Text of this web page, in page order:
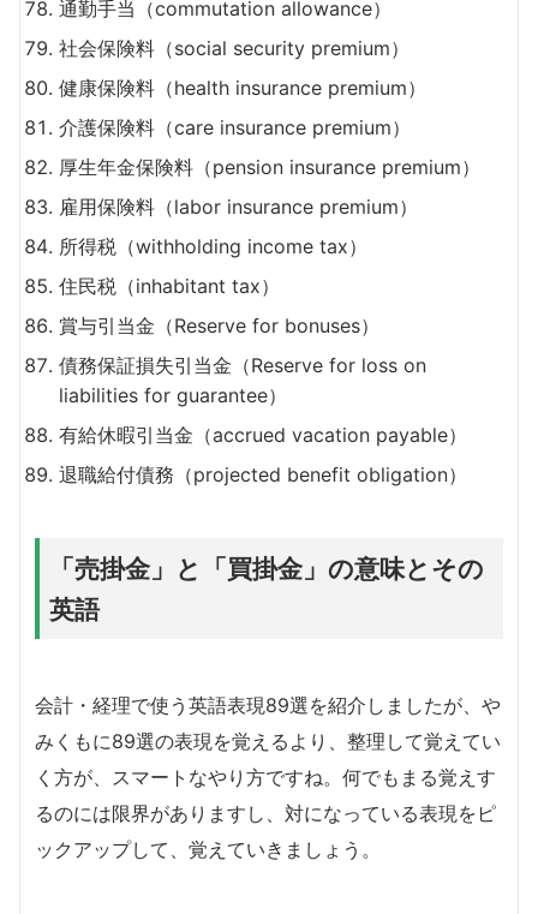
通勤手当（commutation allowance）
社会保険料（social security premium）
健康保険料（health insurance premium）
介護保険料（care insurance premium）
厚生年金保険料（pension insurance premium）
雇用保険料（labor insurance premium）
所得税（withholding income tax）
住民税（inhabitant tax）
賞与引当金（Reserve for bonuses）
債務保証損失引当金（Reserve for loss on
liabilities for guarantee）
有給休暇引当金（accrued vacation payable）
退職給付債務（projected benefit obligation）
「売掛金」と「買掛金」の意味とその
英語
会計・経理で使う英語表現89選を紹介しましたが、や
みくもに89選の表現を覚えるより、整理して覚えてい
く方が、スマートなやり方ですね。何でもまる覚えす
るのには限界がありますし、対になっている表現をピ
ックアップして、覚えていきましょう。